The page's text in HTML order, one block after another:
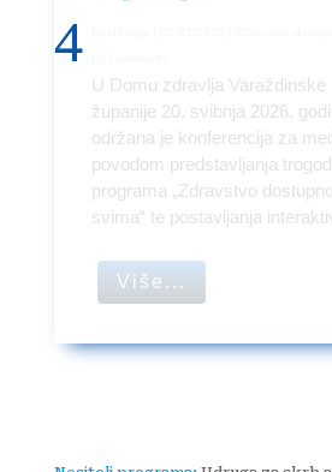
Djelatnici Doma zdravlja
županije i Opće bolnice
sudjelovali su na trodnevnom
studijskom putovanju u Rijeci,
smo u suradnji s KBC-om
imali priliku razmijeniti...
Više...